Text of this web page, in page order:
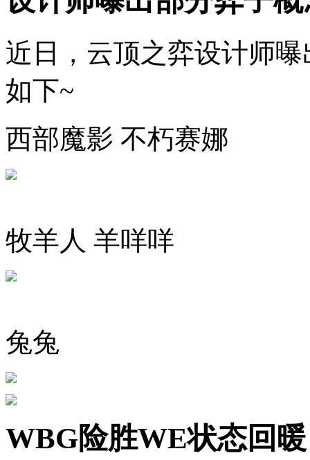
近日，云顶之弈设计师
如下~
西部魔影 不朽赛娜
牧羊人 羊咩咩
兔兔
WBG险胜WE状态回